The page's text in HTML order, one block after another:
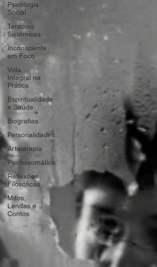
Psicologia
Social
Terapias
Sistêmicas
Inconsciente
em Foco
Vida
Integral na
Prática
Espiritualidade
e Saúde
Biografias
Personalidades
Arteterapia
Psicossomática
Reflexões
Filosóficas
Mitos,
Lendas e
Contos